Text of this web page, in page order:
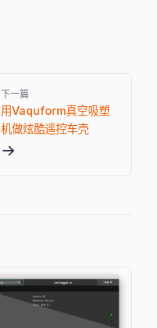
下一篇
用Vaquform真空吸塑
机做炫酷遥控车壳
→